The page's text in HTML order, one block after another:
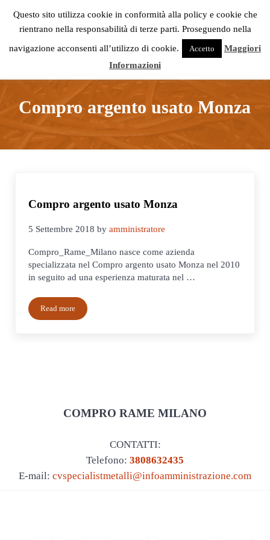
Compro Rame Milano
Compro argento usato Monza
Compro argento usato Monza
5 Settembre 2018 byamministratore
Compro_Rame_Milano nasce come azienda
specializzata nel Compro argento usato Monza nel 2010
in seguito ad una esperienza maturata nel …
Read moreCompro argento usato Monza
COMPRO RAME MILANO
CONTATTI:
Telefono: 3808632435
E-mail: cvspecialistmetalli@infoamministrazione.com
Questo sito utilizza cookie in conformità alla policy e cookie che
rientrano nella responsabilità di terze parti. Proseguendo nella
navigazione acconsenti all’utilizzo di cookie.
Accetto
Maggiori
Informazioni